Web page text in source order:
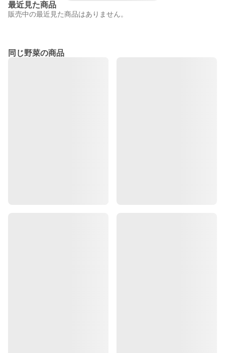
最近見た商品
販売中の最近見た商品はありません。
同じ野菜の商品